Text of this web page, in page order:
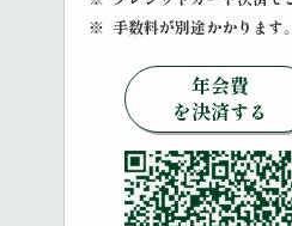
※ 手数料が別途かかります
年会費
を決済する